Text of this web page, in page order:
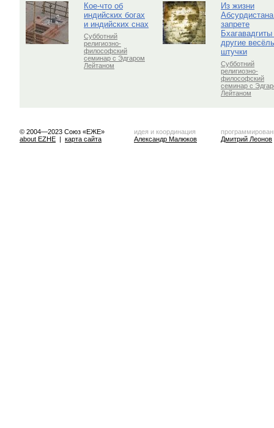
Кое-что об
индийских богах
и индийских снах
Субботний
религиозно-
философский
семинар с Эдгаром
Лейтаном
Из жизни
запрете
Бхагавадгиты
другие
штучки
Субботний
религиозно-
философский
семинар с
Лейтаном
© 2004—2023 Союз «ЕЖЕ»
about EZHE | карта сайта
идея и координация
Александр Малюков
Дмитрий Леонов